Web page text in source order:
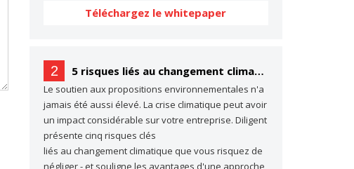
Téléchargez le whitepaper
2 5 risques liés au changement climatique dont vous ne parlez probablement pas… (mais dont vous devriez parler)
Le soutien aux propositions environnementales n'a
jamais été aussi élevé. La crise climatique peut avoir
un impact considérable sur votre entreprise. Diligent
présente cinq risques clés
liés au changement climatique que vous risquez de
négliger - et souligne les avantages d'une approche